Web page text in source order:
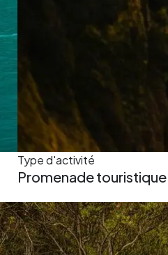
Type d'activité
Promenade touristique